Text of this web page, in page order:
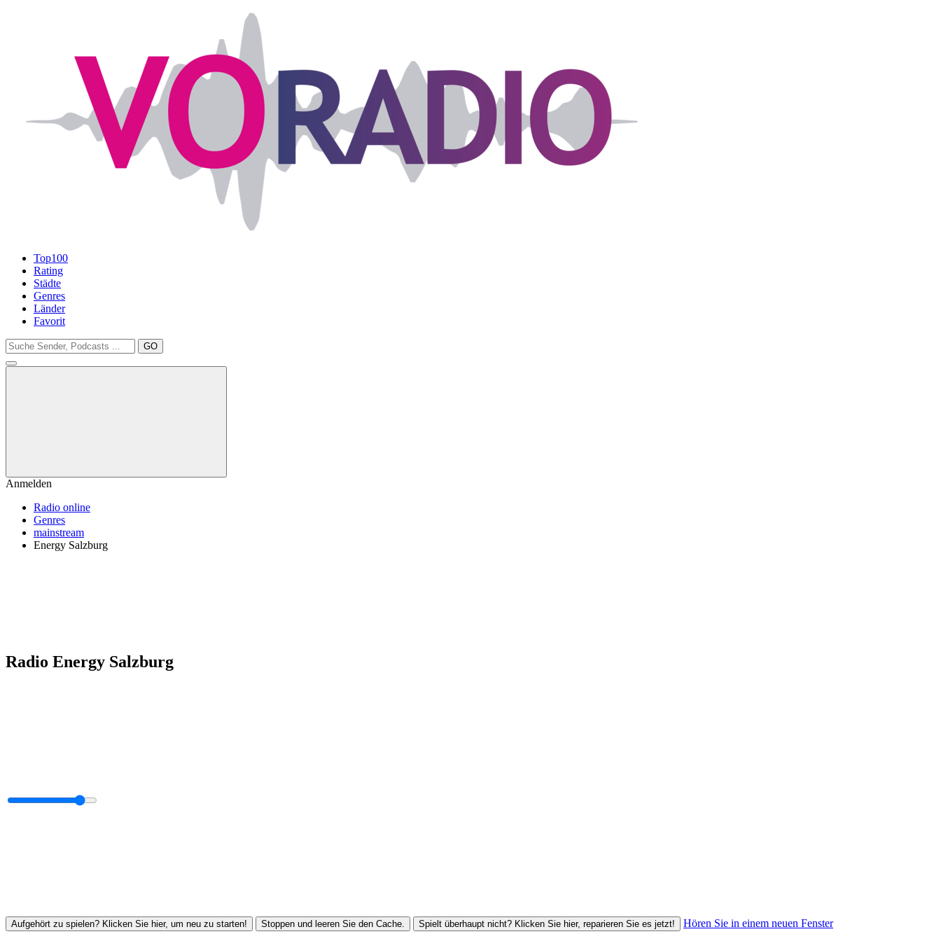
Top100
Rating
Städte
Genres
Länder
Favorit
GO
Anmelden
Radio online
Genres
mainstream
Energy Salzburg
Radio Energy Salzburg
Aufgehört zu spielen? Klicken Sie hier, um neu zu starten! Stoppen und leeren Sie den Cache. Spielt überhaupt nicht? Klicken Sie hier, reparieren Sie es jetzt! Hören Sie in einem neuen Fenster